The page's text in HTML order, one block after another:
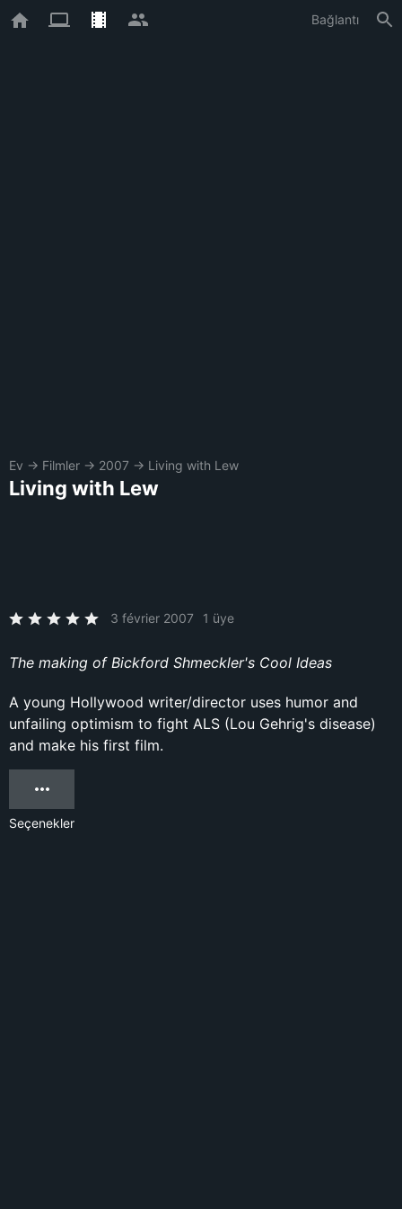
Bağlantı
Ev → Filmler → 2007 → Living with Lew
Living with Lew
3 février 2007 1 üye
The making of Bickford Shmeckler's Cool Ideas
A young Hollywood writer/director uses humor and
unfailing optimism to fight ALS (Lou Gehrig's disease)
and make his first film.
Seçenekler